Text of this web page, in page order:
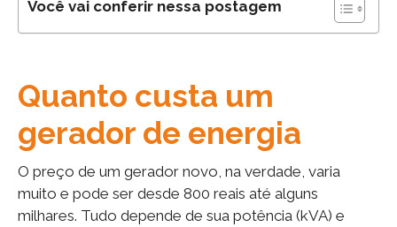
Você vai conferir nessa postagem
Quanto custa um
gerador de energia
O preço de um gerador novo, na verdade, varia
muito e pode ser desde 800 reais até alguns
milhares. Tudo depende de sua potência (kVA) e